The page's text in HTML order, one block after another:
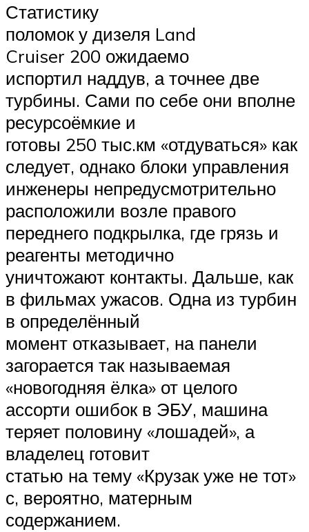
Статистику
поломок у дизеля Land
Cruiser 200 ожидаемо
испортил наддув, а точнее две
турбины. Сами по себе они вполне
ресурсоёмкие и
готовы 250 тыс.км «отдуваться» как
следует, однако блоки управления
инженеры непредусмотрительно
расположили возле правого
переднего подкрылка, где грязь и
реагенты методично
уничтожают контакты. Дальше, как
в фильмах ужасов. Одна из турбин
в определённый
момент отказывает, на панели
загорается так называемая
«новогодняя ёлка» от целого
ассорти ошибок в ЭБУ, машина
теряет половину «лошадей», а
владелец готовит
статью на тему «Крузак уже не тот»
с, вероятно, матерным
содержанием.